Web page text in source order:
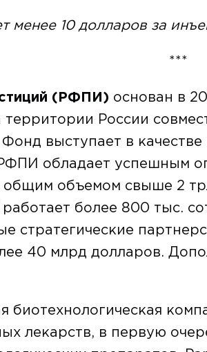
менее 10 долларов за
***
(РФПИ) основан в
России
выступает в
обладает успешным
общим объемом свыше 2
более 800 тыс.
стратегические
40 млрд долларов.
биотехнологическая
лекарств, в первую